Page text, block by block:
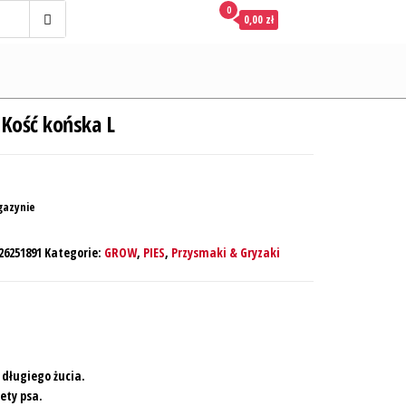
0
0,00 zł
końska L
Kategorie: GROW, PIES, Przysmaki & Gryzaki
żucia.
psa.